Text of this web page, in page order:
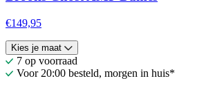
€149,95
Kies je maat
7 op voorraad
Voor 20:00 besteld, morgen in huis*